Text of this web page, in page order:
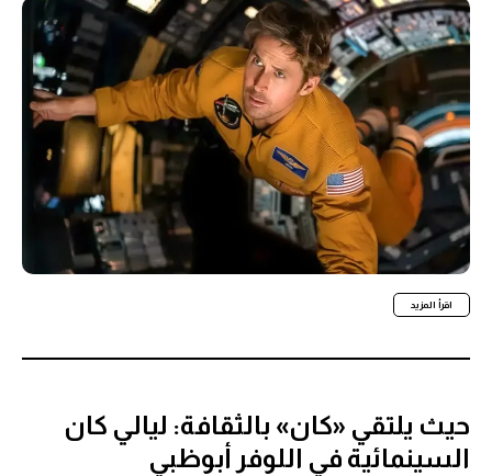
اقرأ المزيد
حيث يلتقي «كان» بالثقافة: ليالي كان
السينمائية في اللوفر أبوظبي